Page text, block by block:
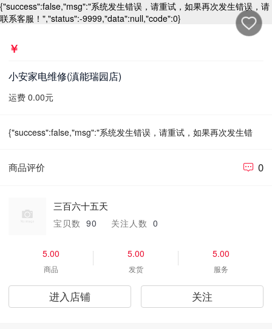
{"success":false,"msg":"系统发生错误，请重试，如果再次发生错误，请
联系客服！","status":-9999,"data":null,"code":0}
￥
小安家电维修(滇能瑞园店)
运费 0.00元
{"success":false,"msg":"系统发生错误，请重试，如果再次发生错
误，请联系客服！","status":-9999,"data":null,"code":0}
商品评价 0
三百六十五天
宝贝数 90 关注人数 0
5.00
商品
5.00
发货
5.00
服务
进入店铺 关注